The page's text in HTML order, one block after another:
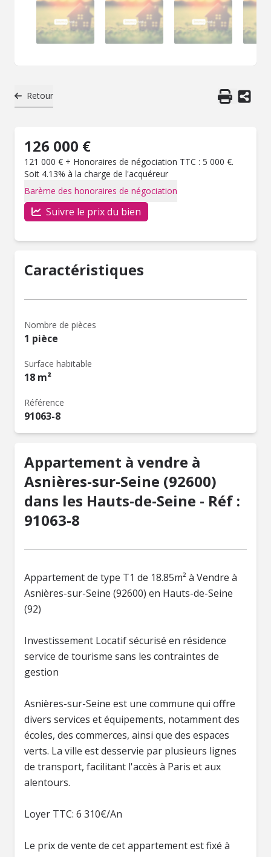
Retour
126 000 €
121 000 € + Honoraires de négociation TTC : 5 000 €.
Soit 4.13% à la charge de l'acquéreur
Barème des honoraires de négociation
Suivre le prix du bien
Caractéristiques
Nombre de pièces
1 pièce
Surface habitable
18 m²
Référence
91063-8
Appartement à vendre à
Asnières-sur-Seine (92600)
dans les Hauts-de-Seine - Réf :
91063-8
Appartement de type T1 de 18.85m² à Vendre à
Asnières-sur-Seine (92600) en Hauts-de-Seine
(92)
Investissement Locatif sécurisé en résidence
service de tourisme sans les contraintes de
gestion
Asnières-sur-Seine est une commune qui offre
divers services et équipements, notamment des
écoles, des commerces, ainsi que des espaces
verts. La ville est desservie par plusieurs lignes
de transport, facilitant l'accès à Paris et aux
alentours.
Loyer TTC: 6 310€/An
Le prix de vente de cet appartement est fixé à